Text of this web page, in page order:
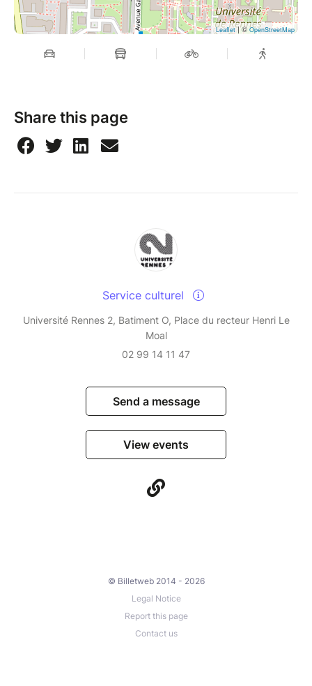
Leaflet| ©OpenStreetMap
Share this page
Service culturel
Université Rennes 2, Batiment O, Place du recteur Henri Le
Moal
02 99 14 11 47
Send a message
View events
© Billetweb 2014 - 2026
Legal Notice
Report this page
Contact us